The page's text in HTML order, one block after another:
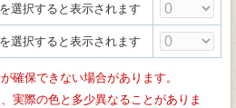
選択すると表示されます
選択すると表示されます
確保できない場合があります。
実際の色と多少異なることがありま